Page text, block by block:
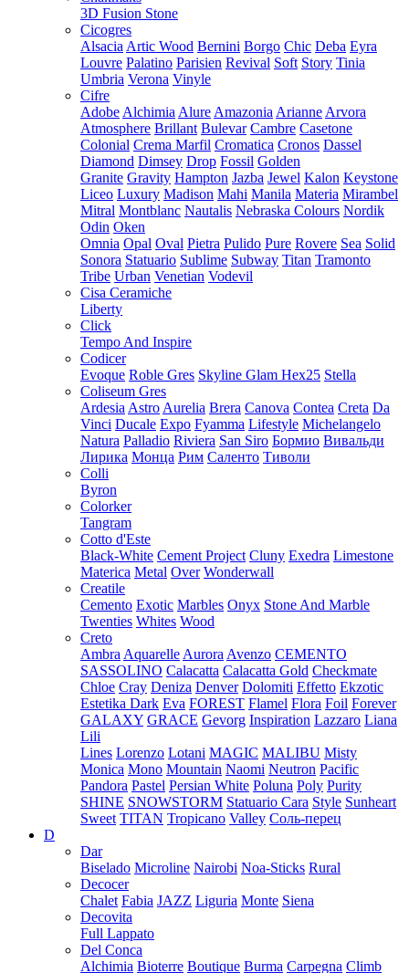
3D Fusion Stone
Cicogres
Alsacia Artic Wood Bernini Borgo Chic Deba Eyra
Louvre Palatino Parisien Revival Soft Story Tinia
Umbria Verona Vinyle
Cifre
Adobe Alchimia Alure Amazonia Arianne Arvora
Atmosphere Brillant Bulevar Cambre Casetone
Colonial Crema Marfil Cromatica Cronos Dassel
Diamond Dimsey Drop Fossil Golden
Granite Gravity Hampton Jazba Jewel Kalon Keystone
Liceo Luxury Madison Mahi Manila Materia Mirambel
Mitral Montblanc Nautalis Nebraska Colours Nordik
Odin Oken
Omnia Opal Oval Pietra Pulido Pure Rovere Sea Solid
Sonora Statuario Sublime Subway Titan Tramonto
Tribe Urban Venetian Vodevil
Cisa Ceramiche
Liberty
Click
Tempo And Inspire
Codicer
Evoque Roble Gres Skyline Glam Hex25 Stella
Coliseum Gres
Ardesia Astro Aurelia Brera Canova Contea Creta Da
Vinci Ducale Expo Fyamma Lifestyle Michelangelo
Natura Palladio Riviera San Siro Бормио Вивальди
Лирика Монца Рим Саленто Тиволи
Colli
Byron
Colorker
Tangram
Cotto d'Este
Black-White Cement Project Cluny Exedra Limestone
Materica Metal Over Wonderwall
Creatile
Cemento Exotic Marbles Onyx Stone And Marble
Twenties Whites Wood
Creto
Ambra Aquarelle Aurora Avenzo CEMENTO
SASSOLINO Calacatta Calacatta Gold Checkmate
Chloe Cray Deniza Denver Dolomiti Effetto Ekzotic
Estetika Dark Eva FOREST Flamel Flora Foil Forever
GALAXY GRACE Gevorg Inspiration Lazzaro Liana
Lili
Lines Lorenzo Lotani MAGIC MALIBU Misty
Monica Mono Mountain Naomi Neutron Pacific
Pandora Pastel Persian White Poluna Poly Purity
SHINE SNOWSTORM Statuario Cara Style Sunheart
Sweet TITAN Tropicano Valley Соль-перец
D
Dar
Biselado Microline Nairobi Noa-Sticks Rural
Decocer
Chalet Fabia JAZZ Liguria Monte Siena
Decovita
Full Lappato
Del Conca
Alchimia Bioterre Boutique Burma Carpegna Climb